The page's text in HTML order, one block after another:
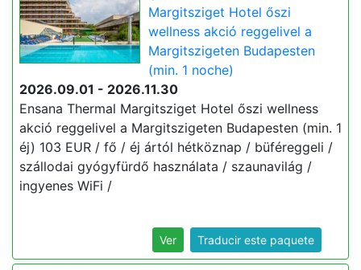
Margitsziget Hotel őszi
wellness akció reggelivel a
Margitszigeten Budapesten
(min. 1 noche)
2026.09.01 - 2026.11.30
Ensana Thermal Margitsziget Hotel őszi wellness
akció reggelivel a Margitszigeten Budapesten (min. 1
éj) 103 EUR / fő / éj ártól hétköznap / büféreggeli /
szállodai gyógyfürdő használata / szaunavilág /
ingyenes WiFi /
Ver Traducir este paquete